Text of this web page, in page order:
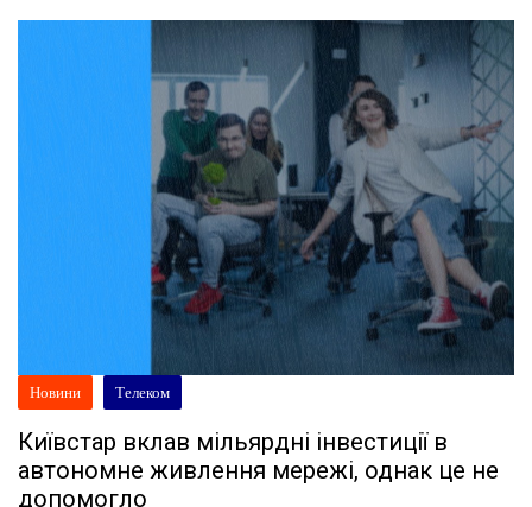
Новини Телеком
Київстар вклав мільярдні інвестиції в
автономне живлення мережі, однак це не
допомогло